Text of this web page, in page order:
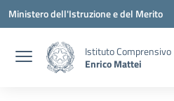
Vai ai contenuti
Vai al menu di navigazione
Vai al footer
Ministero dell'Istruzione e del Merito
Istituto Comprensivo
Enrico Mattei